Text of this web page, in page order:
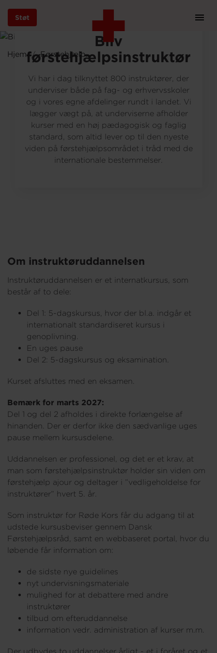
Gå
hovedindhold
Støt
Støt
Bliv frivillig
Hjem Førstehjælp forside
Foto: Peter Sørensen
Bliv
førstehjælpsinstruktør
Vi har i dag tilknyttet 800 instruktører, der
underviser både på fag- og erhvervsskoler
og i vores egne afdelinger rundt i landet. Vi
lægger vægt på, at underviserne afholder
kurser med en høj pædagogisk og faglig
standard, som altid lever op til den nyeste
viden på førstehjælpsområdet i tråd med de
internationale bestemmelser.
Om instruktøruddannelsen
Instruktøruddannelsen er et internatkursus, som
består af to dele:
Del 1: 5-dagskursus, hvor der bl.a. indgår et
internationalt standardiseret kursus i
genoplivning.
En uges pause
Del 2: 5-dagskursus og eksamination.
Kurset afsluttes med en eksamen.
Bemærk for marts 2027:
Del 1 og del 2 afholdes i direkte forlængelse af
hinanden. Der er derfor ikke den sædvanlige uges
pause mellem kursusdelene.
Uddannelsen er professionel, og det er et krav, at
man som førstehjælpsinstruktør holder sin viden om
førstehjælp ajour og deltager i ”vedligeholdelse for
instruktører” hvert 5. år.
Som instruktør for Røde Kors får du adgang til at
udstede kursusbeviser gennem Dansk
Førstehjælpsråd, samt en webbaseret portal, hvor du
løbende får information om:
de sidste nye guidelines
nyt undervisningsmateriale
mulighed for at debattere med andre
instruktører
tilbud om efteruddannelse
information vedr. administration af kurser m.m.